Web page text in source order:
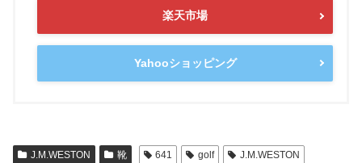
楽天市場
Yahooショッピング
J.M.WESTON 靴 641 golf
J.M.WESTON